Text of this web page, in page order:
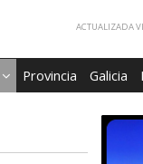
ACTUALIZADA
Provincia Galicia